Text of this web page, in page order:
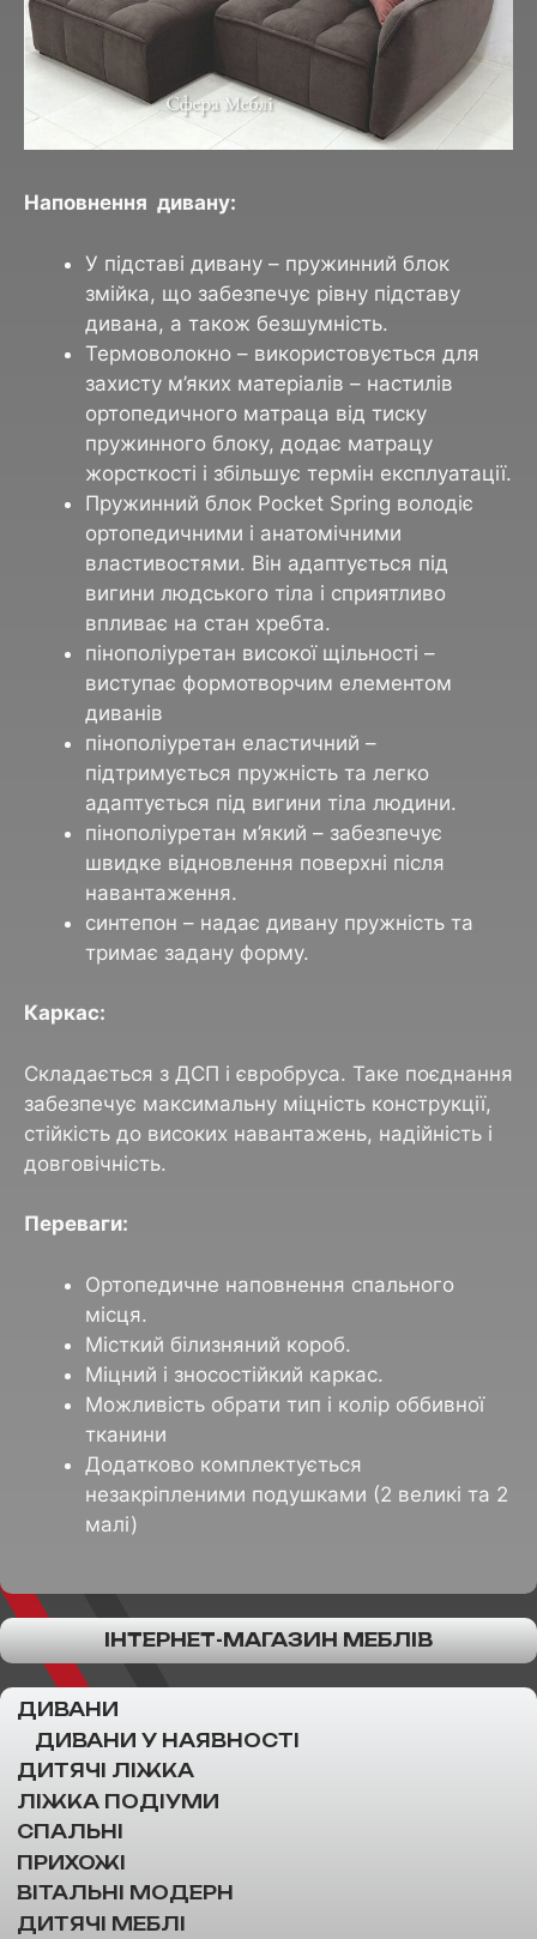
Наповнення дивану:
У підставі дивану – пружинний блок
змійка, що забезпечує рівну підставу
дивана, а також безшумність.
Термоволокно – використовується для
захисту м’яких матеріалів – настилів
ортопедичного матраца від тиску
пружинного блоку, додає матрацу
жорсткості і збільшує термін експлуатації.
Пружинний блок Pocket Spring володіє
ортопедичними і анатомічними
властивостями. Він адаптується під
вигини людського тіла і сприятливо
впливає на стан хребта.
пінополіуретан високої щільності –
виступає формотворчим елементом
диванів
пінополіуретан еластичний –
підтримується пружність та легко
адаптується під вигини тіла людини.
пінополіуретан м’який – забезпечує
швидке відновлення поверхні після
навантаження.
синтепон – надає дивану пружність та
тримає задану форму.
Каркас:
Складається з ДСП і євробруса. Таке поєднання
забезпечує максимальну міцність конструкції,
стійкість до високих навантажень, надійність і
довговічність.
Переваги:
Ортопедичне наповнення спального
місця.
Місткий білизняний короб.
Міцний і зносостійкий каркас.
Можливість обрати тип і колір оббивної
тканини
Додатково комплектується
незакріпленими подушками (2 великі та 2
малі)
ІНТЕРНЕТ-МАГАЗИН МЕБЛІВ
ДИВАНИ
ДИВАНИ У НАЯВНОСТІ
ДИТЯЧІ ЛІЖКА
ЛІЖКА ПОДІУМИ
СПАЛЬНІ
ПРИХОЖІ
ВІТАЛЬНІ МОДЕРН
ДИТЯЧІ МЕБЛІ